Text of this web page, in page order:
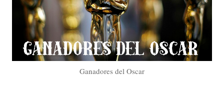
Ganadores del Oscar